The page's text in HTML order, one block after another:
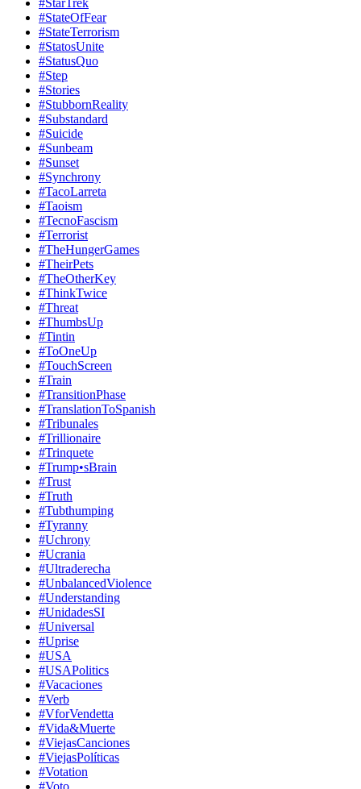
#StarTrek
#StateOfFear
#StateTerrorism
#StatosUnite
#StatusQuo
#Step
#Stories
#StubbornReality
#Substandard
#Suicide
#Sunbeam
#Sunset
#Synchrony
#TacoLarreta
#Taoism
#TecnoFascism
#Terrorist
#TheHungerGames
#TheirPets
#TheOtherKey
#ThinkTwice
#Threat
#ThumbsUp
#Tintin
#ToOneUp
#TouchScreen
#Train
#TransitionPhase
#TranslationToSpanish
#Tribunales
#Trillionaire
#Trinquete
#Trump•sBrain
#Trust
#Truth
#Tubthumping
#Tyranny
#Uchrony
#Ucrania
#Ultraderecha
#UnbalancedViolence
#Understanding
#UnidadesSI
#Universal
#Uprise
#USA
#USAPolitics
#Vacaciones
#Verb
#VforVendetta
#Vida&Muerte
#ViejasCanciones
#ViejasPolíticas
#Votation